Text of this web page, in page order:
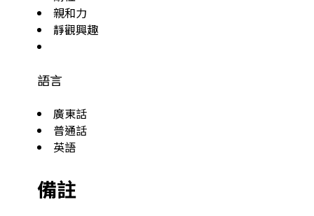
親和力
靜觀興趣
語言
廣東話
普通話
英語
備註